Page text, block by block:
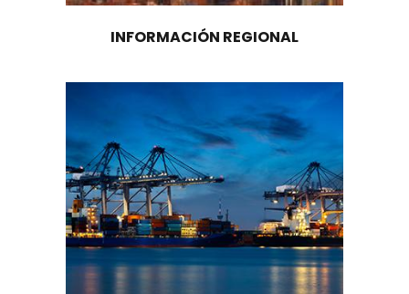
Cinco puntos que hacen especial a la
textil de Colombia